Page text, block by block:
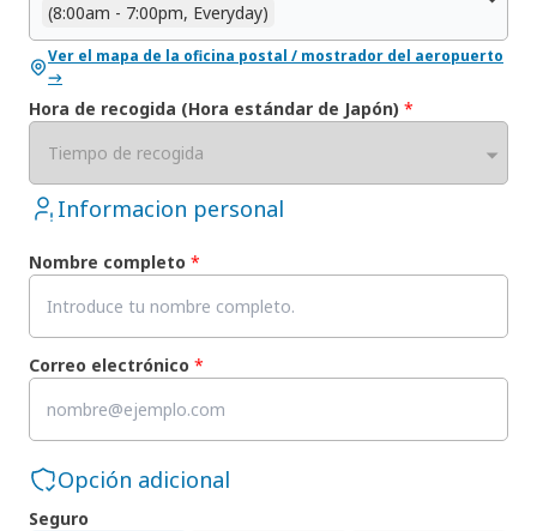
(8:00am - 7:00pm, Everyday)
Ver el mapa de la oficina postal / mostrador del aeropuerto
→
Hora de recogida (Hora estándar de Japón) *
Tiempo de recogida
Informacion personal
Nombre completo *
Correo electrónico *
Opción adicional
Seguro